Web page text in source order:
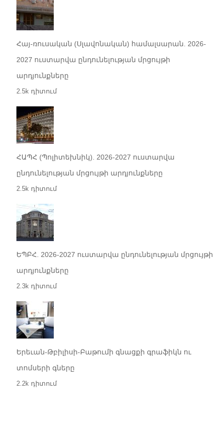
Հայ-ռուսական (Սլավոնական) համալսարան. 2026-
2027 ուստարվա ընդունելության մրցույթի
արդյունքները
2.5k դիտում
ՀԱՊՀ (Պոլիտեխնիկ). 2026-2027 ուստարվա
ընդունելության մրցույթի արդյունքները
2.5k դիտում
ԵՊԲՀ. 2026-2027 ուստարվա ընդունելության մրցույթի
արդյունքները
2.3k դիտում
Երեւան-Թբիլիսի-Բաթումի գնացքի գրաֆիկն ու
տոմսերի գները
2.2k դիտում